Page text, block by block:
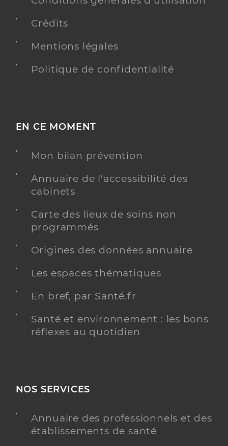
Crédits
Mentions légales
Politique de confidentialité
EN CE MOMENT
Mon bilan prévention
Annuaire de l'accessibilité des
cabinets
Carte des lieux de soins non
programmés
Origines des données annuaire
Les espaces thématiques
En bref, par Santé.fr
Santé et environnement : les bons
réflexes au quotidien
NOS SERVICES
Annuaire des professionnels et des
établissements de santé